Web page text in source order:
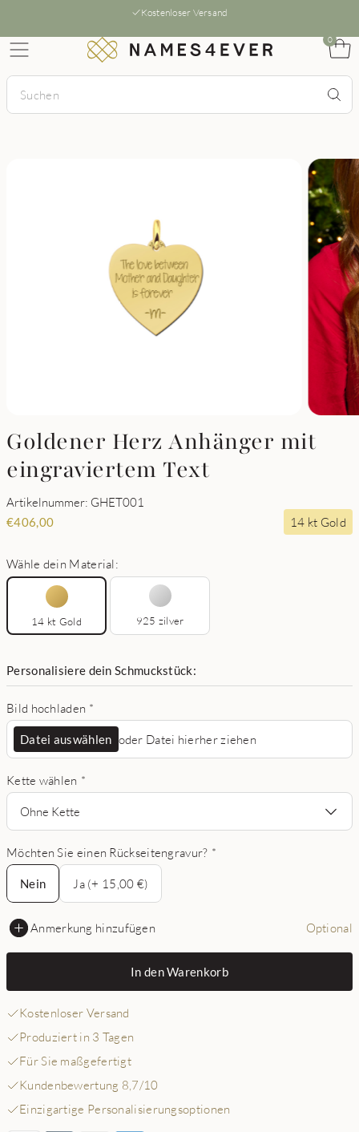
Kostenloser Versand
0
Goldener Herz Anhänger mit
eingraviertem Text
Artikelnummer: GHET001
€406,00 14 kt Gold
Wähle dein Material:
14 kt Gold 925 zilver
Personalisiere dein Schmuckstück:
Bild hochladen *
Datei auswählen oder Datei hierher ziehen
Kette wählen *
Ohne Kette
Möchten Sie einen Rückseitengravur? *
Nein
Nein
Ja (+ 15,00 €)
Anmerkung hinzufügen Optional
In den Warenkorb
Kostenloser Versand
Produziert in 3 Tagen
Für Sie maßgefertigt
Kundenbewertung 8,7/10
Einzigartige Personalisierungsoptionen